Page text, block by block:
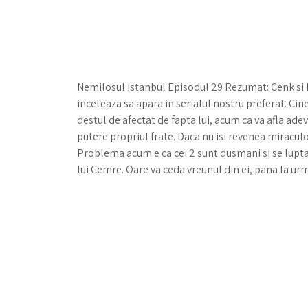
Nemilosul Istanbul Episodul 29 Rezumat: Cenk
inceteaza sa apara in serialul nostru preferat.
destul de afectat de fapta lui, acum ca va afla
putere propriul frate. Daca nu isi revenea
Problema acum e ca cei 2 sunt dusmani si se
lui Cemre. Oare va ceda vreunul din ei, pana la